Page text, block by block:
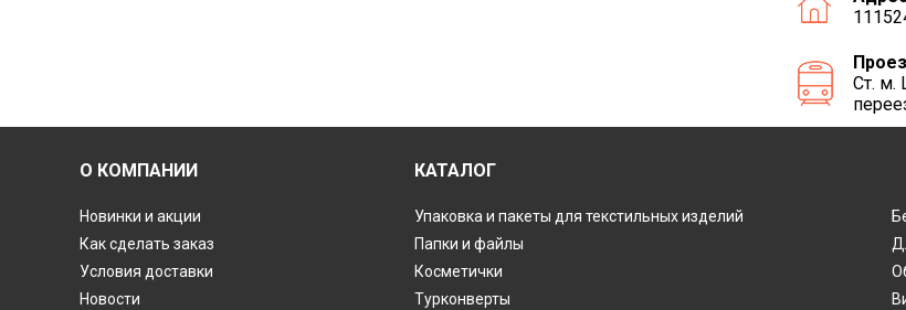
Ст. м.
О КОМПАНИИ
Новинки и акции
Как сделать заказ
Условия доставки
Новости
КАТАЛОГ
Упаковка и пакеты для текстильных изделий
Папки и файлы
Косметички
Турконверты